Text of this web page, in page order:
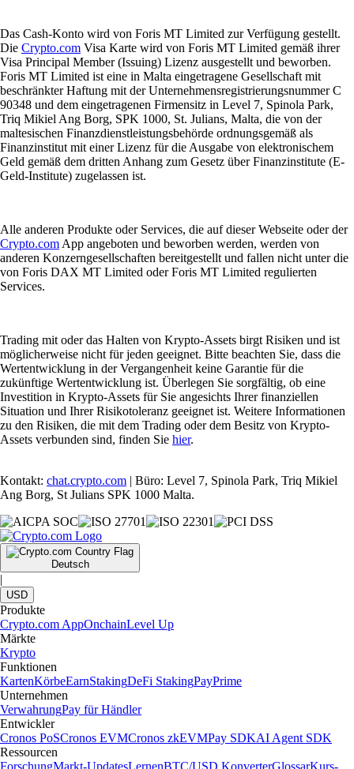
Das Cash-Konto wird von Foris MT Limited zur Verfügung gestellt.
Die Crypto.com Visa Karte wird von Foris MT Limited gemäß ihrer
Visa Principal Member (Issuing) Lizenz ausgestellt und beworben.
Foris MT Limited ist eine in Malta eingetragene Gesellschaft mit
beschränkter Haftung mit der Unternehmensregistrierungsnummer C
90348 und dem eingetragenen Firmensitz in Level 7, Spinola Park,
Triq Mikiel Ang Borg, SPK 1000, St. Julians, Malta, die von der
maltesischen Finanzdienstleistungsbehörde ordnungsgemäß als
Finanzinstitut mit einer Lizenz für die Ausgabe von elektronischem
Geld gemäß dem dritten Anhang zum Gesetz über Finanzinstitute (E-
Geld-Institute) zugelassen ist.
Alle anderen Produkte oder Services, die auf dieser Webseite oder der
Crypto.com App angeboten und beworben werden, werden von
anderen Konzerngesellschaften bereitgestellt und fallen nicht unter die
von Foris DAX MT Limited oder Foris MT Limited regulierten
Services.
Trading mit oder das Halten von Krypto-Assets birgt Risiken und ist
möglicherweise nicht für jeden geeignet. Bitte beachten Sie, dass die
Wertentwicklung in der Vergangenheit keine Garantie für die
zukünftige Wertentwicklung ist. Überlegen Sie sorgfältig, ob eine
Investition in Krypto-Assets für Sie angesichts Ihrer finanziellen
Situation und Ihrer Risikotoleranz geeignet ist. Weitere Informationen
zu den Risiken, die mit dem Trading oder dem Besitz von Krypto-
Assets verbunden sind, finden Sie hier.
Kontakt: chat.crypto.com | Büro: Level 7, Spinola Park, Triq Mikiel
Ang Borg, St Julians SPK 1000 Malta.
Deutsch
|
USD
Produkte
Crypto.com AppOnchainLevel Up
Märkte
Krypto
Funktionen
KartenKörbeEarnStakingDeFi StakingPayPrime
Unternehmen
VerwahrungPay für Händler
Entwickler
Cronos PoSCronos EVMCronos zkEVMPay SDKAI Agent SDK
Ressourcen
ForschungMarkt-UpdatesLernenBTC/USD KonverterGlossarKurs-